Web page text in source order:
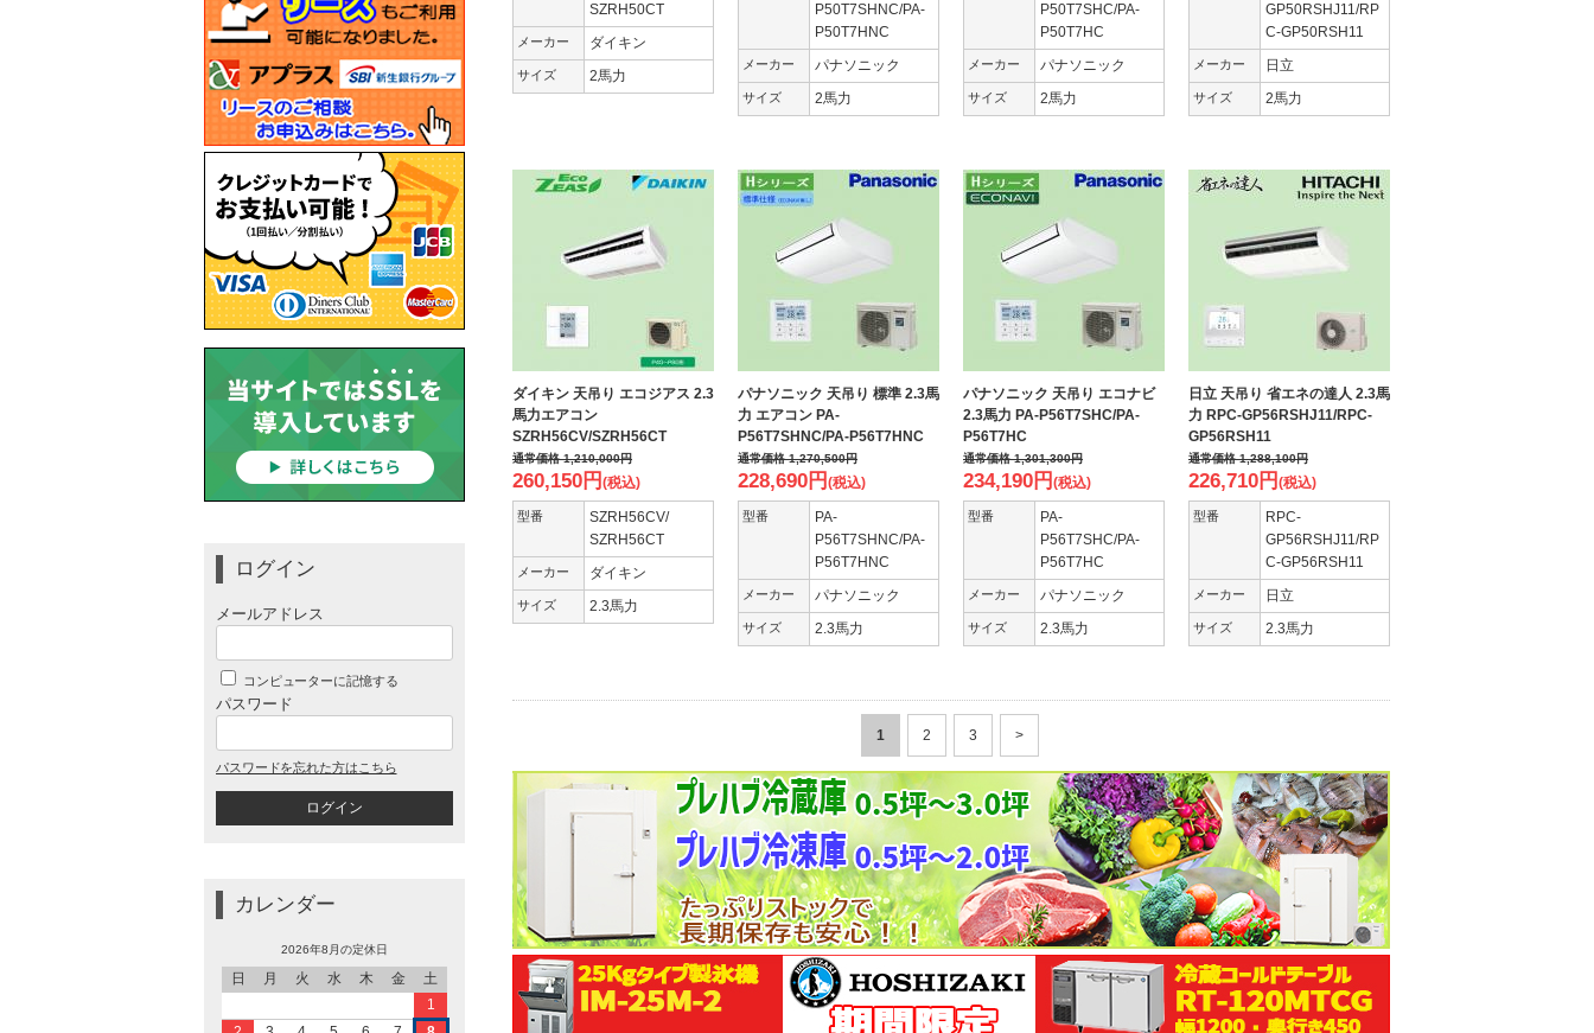
ログイン
メールアドレス
コンピューターに記憶する
パスワード
パスワードを忘れた方はこちら
カレンダー
2026年8月の定休日
日 月 火 水 木 金
土
1
SZRH50CT
メーカー ダイキン
サイズ 2馬力
P50T7SHNC/PA-
P50T7HNC
メーカー パナソニック
サイズ 2馬力
P50T7SHC/PA-
P50T7HC
メーカー パナソニック
サイズ 2馬力
GP50RSHJ11/RP
C-GP50RSH11
メーカー 日立
サイズ 2馬力
ダイキン 天吊り エコジアス 2.3
馬力エアコン
SZRH56CV/SZRH56CT
通常価格1,210,000円
260,150円 (税込)
型番
SZRH56CV/
SZRH56CT
メーカー ダイキン
サイズ 2.3馬力
パナソニック 天吊り 標準 2.3馬
力 エアコン PA-
P56T7SHNC/PA-P56T7HNC
通常価格1,270,500円
228,690円 (税込)
型番
PA-
P56T7SHNC/PA-
P56T7HNC
メーカー パナソニック
サイズ 2.3馬力
パナソニック 天吊り エコナビ
2.3馬力 PA-P56T7SHC/PA-
P56T7HC
通常価格1,301,300円
234,190円 (税込)
型番
PA-
P56T7SHC/PA-
P56T7HC
メーカー パナソニック
サイズ 2.3馬力
日立 天吊り 省エネの達人 2.3馬
力 RPC-GP56RSHJ11/RPC-
GP56RSH11
通常価格1,288,100円
226,710円 (税込)
型番
RPC-
GP56RSHJ11/RP
C-GP56RSH11
メーカー 日立
サイズ 2.3馬力
1 2 3 >